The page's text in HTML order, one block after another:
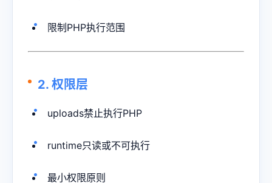
限制PHP执行范围
2. 权限层
uploads禁止执行PHP
runtime只读或不可执行
最小权限原则